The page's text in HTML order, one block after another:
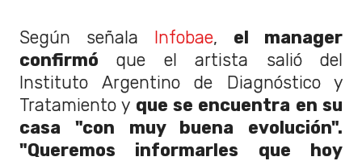
Según señala Infobae, el manager
confirmó que el artista salió del
Instituto Argentino de Diagnóstico y
Tratamiento y que se encuentra en su
casa "con muy buena evolución".
"Queremos informarles que hoy